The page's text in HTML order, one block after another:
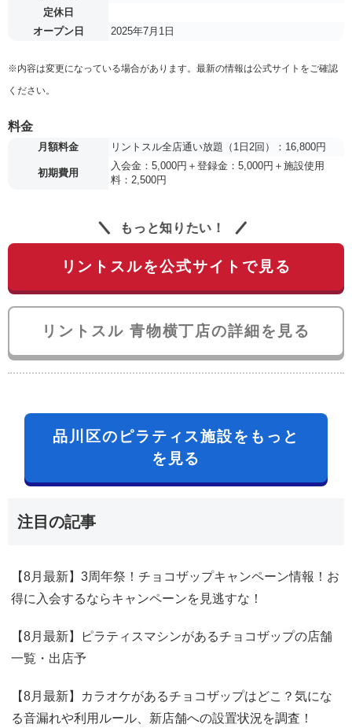
定休日
オープン日
2025年7月1日
※内容は変更になっている場合があります。最新の情報は公式サイトをご確認
ください。
料金
月額料金 リントスル全店通い放題（1日2回）：16,800円
初期費用
入会金：5,000円＋登録金：5,000円＋施設使用
料：2,500円
もっと知りたい！
リントスルを公式サイトで見る
リントスル 青物横丁店の詳細を見る
品川区のピラティス施設をもっと
を見る
注目の記事
【8月最新】3周年祭！チョコザップキャンペーン情報！お
得に入会するならキャンペーンを見逃すな！
【8月最新】ピラティスマシンがあるチョコザップの店舗
一覧・出店予
【8月最新】カラオケがあるチョコザップはどこ？気にな
る音漏れや利用ルール、新店舗への設置状況を調査！